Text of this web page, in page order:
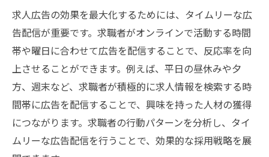
求人広告の効果を最大化するためには、タイムリーな広
告配信が重要です。求職者がオンラインで活動する時間
帯や曜日に合わせて広告を配信することで、反応率を向
上させることができます。例えば、平日の昼休みや夕
方、週末など、求職者が積極的に求人情報を検索する時
間帯に広告を配信することで、興味を持った人材の獲得
につながります。求職者の行動パターンを分析し、タイ
ムリーな広告配信を行うことで、効果的な採用戦略を展